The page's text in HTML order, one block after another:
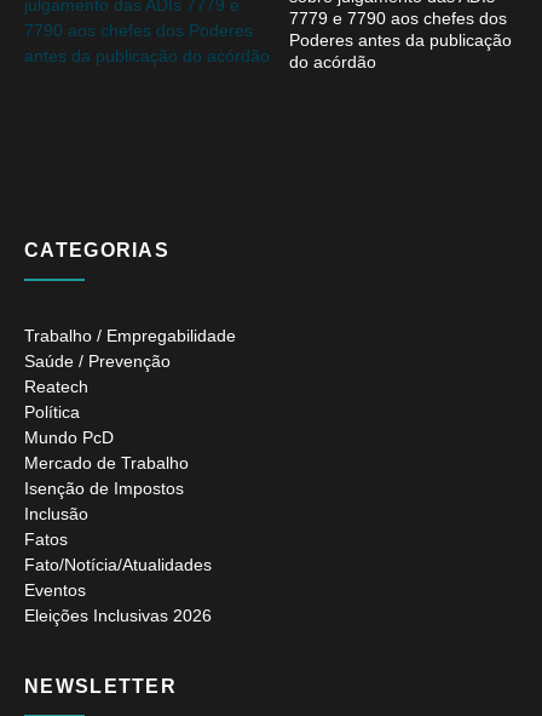
7779 e 7790 aos chefes dos
Poderes antes da publicação
do acórdão
CATEGORIAS
Trabalho / Empregabilidade
Saúde / Prevenção
Reatech
Política
Mundo PcD
Mercado de Trabalho
Isenção de Impostos
Inclusão
Fatos
Fato/Notícia/Atualidades
Eventos
Eleições Inclusivas 2026
NEWSLETTER